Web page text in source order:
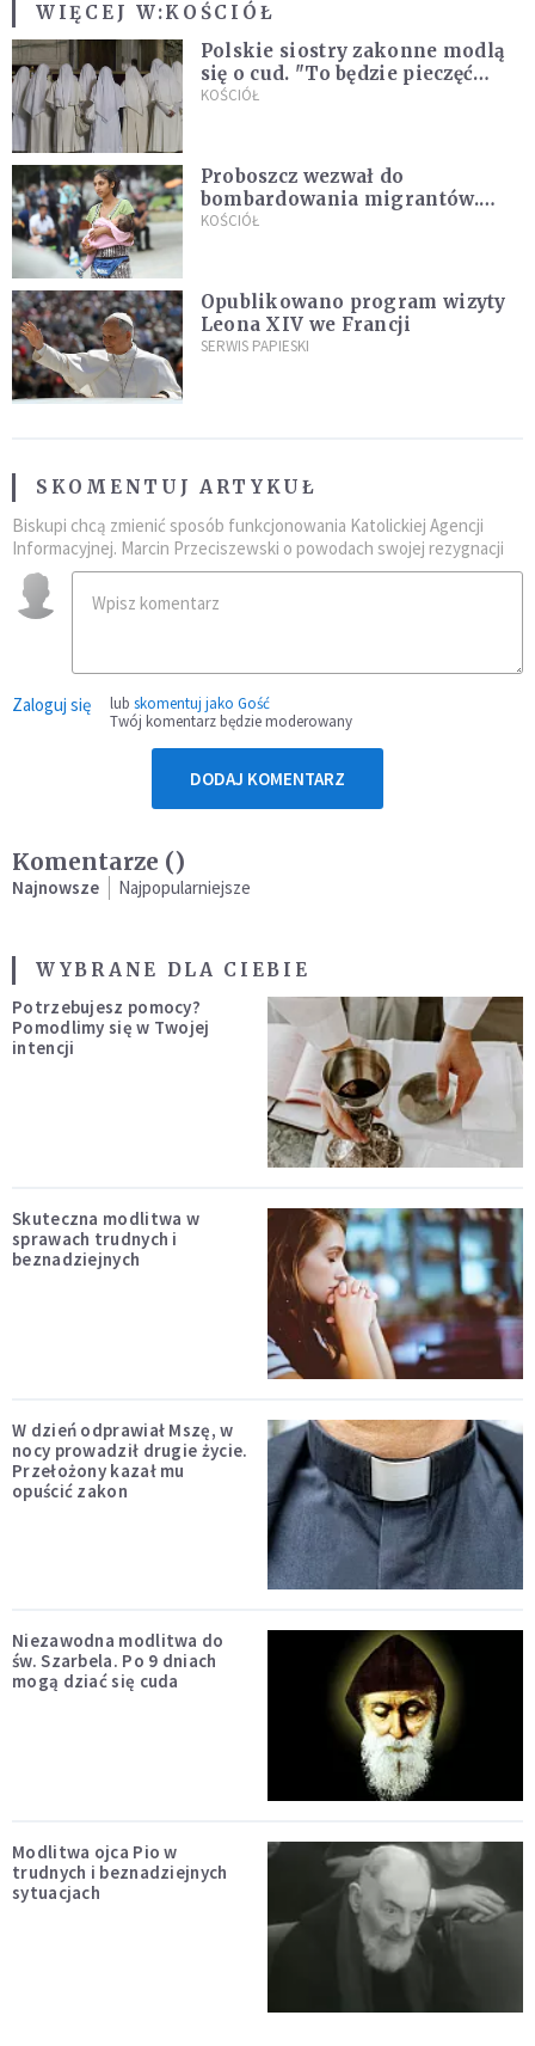
WIĘCEJ W:KOŚCIÓŁ
Polskie siostry zakonne modlą
się o cud. "To będzie pieczęć
Pana Boga dla naszej wiary"
KOŚCIÓŁ
Proboszcz wezwał do
bombardowania migrantów.
"Masowy ogień przeciwko
KOŚCIÓŁ
Opublikowano program wizyty
Leona XIV we Francji
SERWIS PAPIESKI
SKOMENTUJ ARTYKUŁ
Biskupi chcą zmienić sposób funkcjonowania Katolickiej Agencji
Informacyjnej. Marcin Przeciszewski o powodach swojej rezygnacji
Zaloguj się lub skomentuj jako Gość
Twój komentarz będzie moderowany
DODAJ KOMENTARZ
Komentarze ()
Najnowsze Najpopularniejsze
WYBRANE DLA CIEBIE
Potrzebujesz pomocy?
Pomodlimy się w Twojej
intencji
Skuteczna modlitwa w
sprawach trudnych i
beznadziejnych
W dzień odprawiał Mszę, w
nocy prowadził drugie życie.
Przełożony kazał mu
opuścić zakon
Niezawodna modlitwa do
św. Szarbela. Po 9 dniach
mogą dziać się cuda
Modlitwa ojca Pio w
trudnych i beznadziejnych
sytuacjach